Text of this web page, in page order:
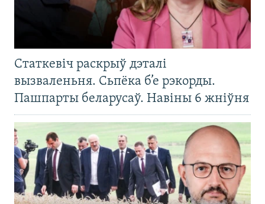
Статкевіч раскрыў дэталі
вызваленьня. Сьпёка б’е рэкорды.
Пашпарты беларусаў. Навіны 6 жніўня